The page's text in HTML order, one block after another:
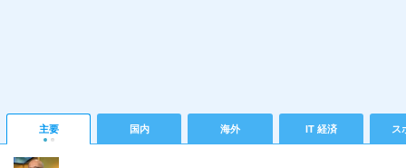
主要 国内 海外 IT 経済 ス